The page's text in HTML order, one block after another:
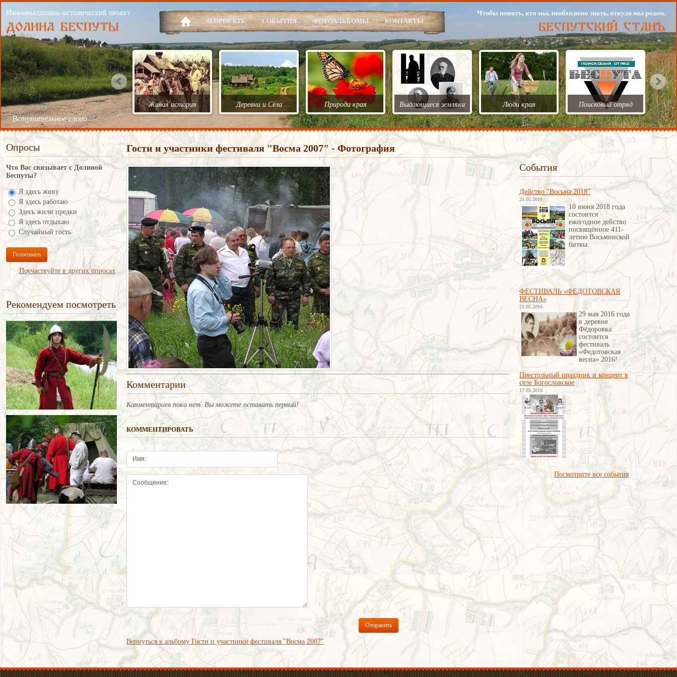
О ПРОЕКТЕ СОБЫТИЯ ФОТОАЛЬБОМЫ КОНТАКТЫ
Вступительное слово
Живая история Деревни и Сёла Природа края Выдающиеся земляки Люди края Поисковый отряд
Опросы
Что Вас связывает с Долиной
Беспуты?
Я здесь живу
Я здесь работаю
Здесь жили предки
Я здесь отдыхаю
Случайный гость
Голосовать
Поучаствуйте в других опросах
Рекомендуем посмотреть
Гости и участники фестиваля "Восма 2007" - Фотография
Комментарии
Комментариев пока нет. Вы можете оставить первый!
КОММЕНТИРОВАТЬ
Отправить
Вернуться к альбому Гости и участники фестиваля "Восма 2007"
События
Действо "Восьма 2018"
21.05.2018
10 июня 2018 года
состоится
ежегодное действо
посвящённое 411-
летию Восьминской
битвы.
ФЕСТИВАЛЬ «ФЕДОТОВСКАЯ
ВЕСНА»
21.05.2016
29 мая 2016 года
в деревне
Фёдоровка
состоится
фестиваль
«Федотовская
весна» 2016!
Престольный праздник и концерт в
селе Богословское
17.05.2016
Посмотрите все события